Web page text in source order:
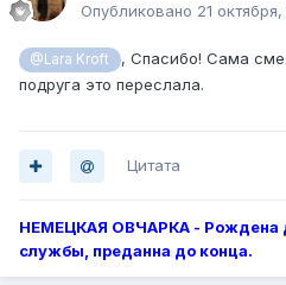
Опубликовано 21
@Lara Kroft
, Спасибо! Сама
подруга это переслала.
Цитата
НЕМЕЦКАЯ ОВЧАРКА - Рождена
службы, преданна до конца.